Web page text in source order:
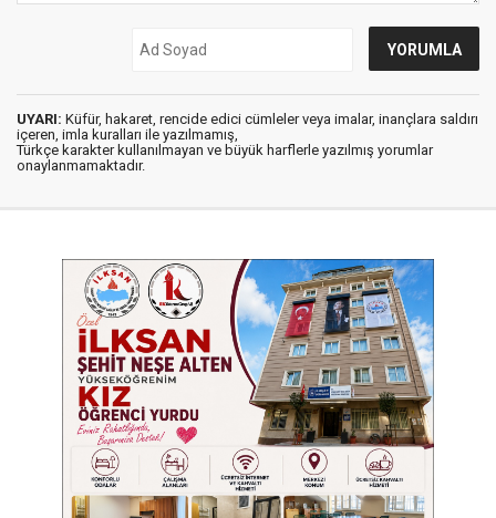
UYARI: Küfür, hakaret, rencide edici cümleler veya imalar, inançlara saldırı
içeren, imla kuralları ile yazılmamış,
Türkçe karakter kullanılmayan ve büyük harflerle yazılmış yorumlar
onaylanmamaktadır.